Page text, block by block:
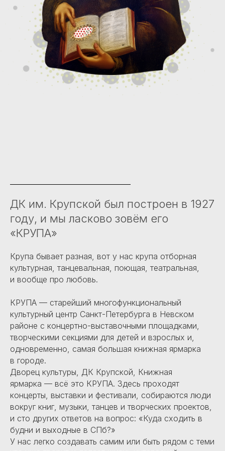
ДК им. Крупской был построен в 1927
году, и мы ласково зовём его
«КРУПА»
Крупа бывает разная, вот у нас крупа отборная
культурная, танцевальная, поющая, театральная,
и вообще про любовь.
КРУПА — старейший многофункциональный
культурный центр Санкт-Петербурга в Невском
районе с концертно-выставочными площадками,
творческими секциями для детей и взрослых и,
одновременно, самая большая книжная ярмарка
в городе.
Дворец культуры, ДК Крупской, Книжная
ярмарка — всё это КРУПА. Здесь проходят
концерты, выставки и фестивали, собираются люди
вокруг книг, музыки, танцев и творческих проектов,
и сто других ответов на вопрос: «Куда сходить в
будни и выходные в СПб?»
У нас легко создавать самим или быть рядом с теми